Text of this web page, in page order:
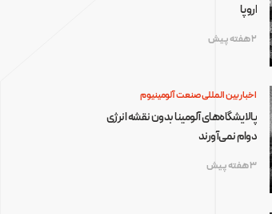
اروپا
2 هفته پیش
اخبار بین المللی صنعت آلومینیوم
پالایشگاه‌های آلومینا بدون نقشه انرژی
دوام نمی‌آورند
3 هفته پیش